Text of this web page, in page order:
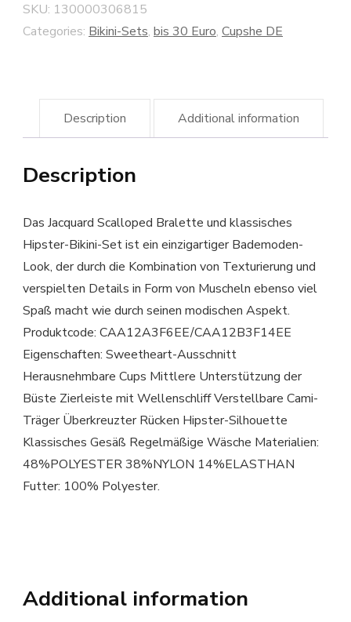
SKU: 130000306815
Categories: Bikini-Sets, bis 30 Euro, Cupshe DE
Description Additional information
Description
Das Jacquard Scalloped Bralette und klassisches
Hipster-Bikini-Set ist ein einzigartiger Bademoden-
Look, der durch die Kombination von Texturierung und
verspielten Details in Form von Muscheln ebenso viel
Spaß macht wie durch seinen modischen Aspekt.
Produktcode: CAA12A3F6EE/CAA12B3F14EE
Eigenschaften: Sweetheart-Ausschnitt
Herausnehmbare Cups Mittlere Unterstützung der
Büste Zierleiste mit Wellenschliff Verstellbare Cami-
Träger Überkreuzter Rücken Hipster-Silhouette
Klassisches Gesäß Regelmäßige Wäsche Materialien:
48%POLYESTER 38%NYLON 14%ELASTHAN
Futter: 100% Polyester.
Additional information